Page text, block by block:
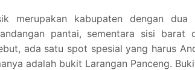
merupakan kabupaten dengan
pantai, sementara sisi barat
ada satu spot spesial yang harus
adalah bukit Larangan Panceng.